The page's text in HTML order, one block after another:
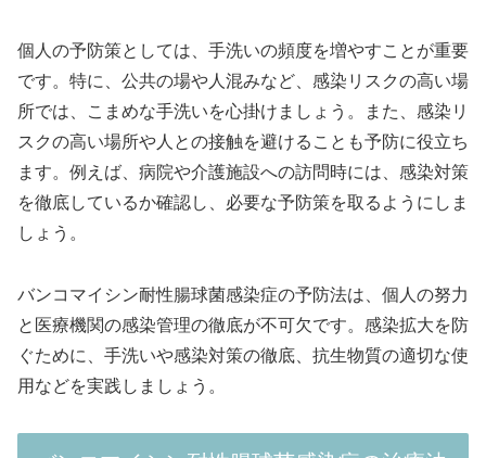
個人の予防策としては、手洗いの頻度を増やすことが重要
です。特に、公共の場や人混みなど、感染リスクの高い場
所では、こまめな手洗いを心掛けましょう。また、感染リ
スクの高い場所や人との接触を避けることも予防に役立ち
ます。例えば、病院や介護施設への訪問時には、感染対策
を徹底しているか確認し、必要な予防策を取るようにしま
しょう。
バンコマイシン耐性腸球菌感染症の予防法は、個人の努力
と医療機関の感染管理の徹底が不可欠です。感染拡大を防
ぐために、手洗いや感染対策の徹底、抗生物質の適切な使
用などを実践しましょう。